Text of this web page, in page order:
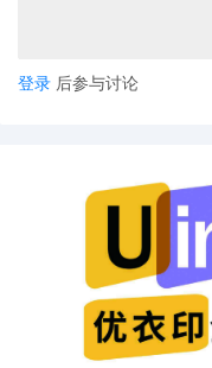
注册版权：
案件进展：
登录 后参与讨论